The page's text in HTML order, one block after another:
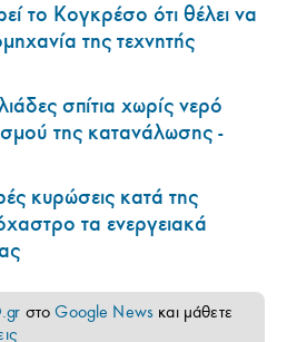
το Κογκρέσο ότι θέλει να
της τεχνητής
σπίτια χωρίς νερό
της κατανάλωσης -
κυρώσεις κατά της
τα ενεργειακά
στοGoogle News και μάθετε